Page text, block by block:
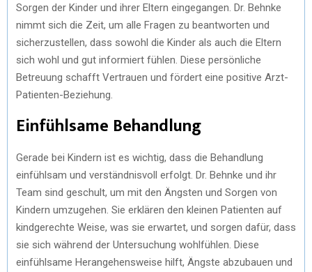
Sorgen der Kinder und ihrer Eltern eingegangen. Dr. Behnke
nimmt sich die Zeit, um alle Fragen zu beantworten und
sicherzustellen, dass sowohl die Kinder als auch die Eltern
sich wohl und gut informiert fühlen. Diese persönliche
Betreuung schafft Vertrauen und fördert eine positive Arzt-
Patienten-Beziehung.
Einfühlsame Behandlung
Gerade bei Kindern ist es wichtig, dass die Behandlung
einfühlsam und verständnisvoll erfolgt. Dr. Behnke und ihr
Team sind geschult, um mit den Ängsten und Sorgen von
Kindern umzugehen. Sie erklären den kleinen Patienten auf
kindgerechte Weise, was sie erwartet, und sorgen dafür, dass
sie sich während der Untersuchung wohlfühlen. Diese
einfühlsame Herangehensweise hilft, Ängste abzubauen und